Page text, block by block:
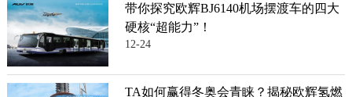
带你探究欧辉BJ6140机场摆渡车的四大
硬核“超能力”！
12-24
TA如何赢得冬奥会青睐？揭秘欧辉氢燃